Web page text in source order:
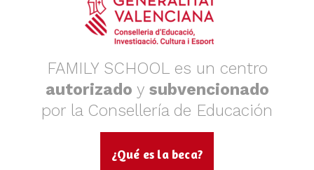
FAMILY SCHOOL es un centro
autorizado y subvencionado
por la Consellería de Educación
¿Qué es la beca?